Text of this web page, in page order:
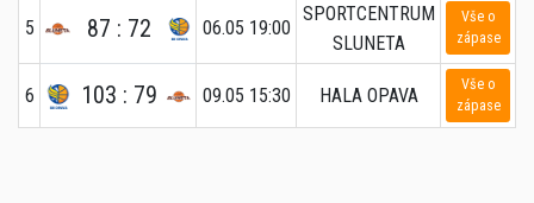
5 87 : 72 06.05 19:00
SPORTCENTRUM
SLUNETA
Vše o
zápase
6 103 : 79 09.05 15:30 HALA OPAVA
Vše o
zápase